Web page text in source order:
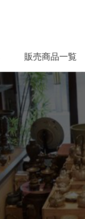
販売商品一覧